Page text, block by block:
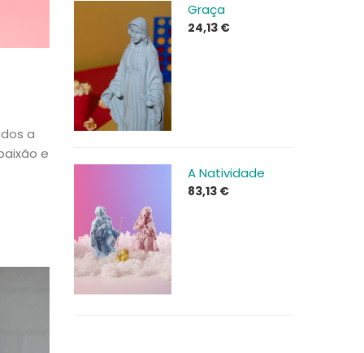
a
e
Graça
24,13 €
A Natividade
83,13 €